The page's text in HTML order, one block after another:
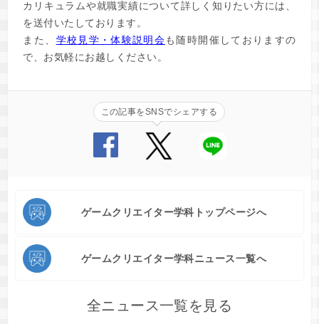
カリキュラムや就職実績について詳しく知りたい方には、
を送付いたしております。
また、 学校見学・体験説明会も随時開催しておりますの
で、お気軽にお越しください。
この記事をSNSでシェアする
ゲームクリエイター学科トップページへ
ゲームクリエイター学科ニュース一覧へ
全ニュース一覧を見る